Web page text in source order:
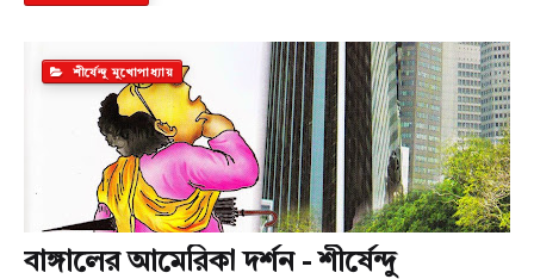
শীর্ষেন্দু মুখোপাধ্যায়
বাঙ্গালের আমেরিকা দর্শন - শীর্ষেন্দু